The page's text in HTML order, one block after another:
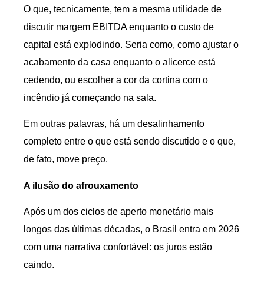
O que, tecnicamente, tem a mesma utilidade de
discutir margem EBITDA enquanto o custo de
capital está explodindo. Seria como, como ajustar o
acabamento da casa enquanto o alicerce está
cedendo, ou escolher a cor da cortina com o
incêndio já começando na sala.
Em outras palavras, há um desalinhamento
completo entre o que está sendo discutido e o que,
de fato, move preço.
A ilusão do afrouxamento
Após um dos ciclos de aperto monetário mais
longos das últimas décadas, o Brasil entra em 2026
com uma narrativa confortável: os juros estão
caindo.